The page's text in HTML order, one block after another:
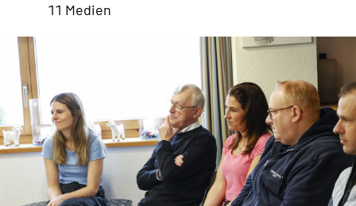
11 Medien